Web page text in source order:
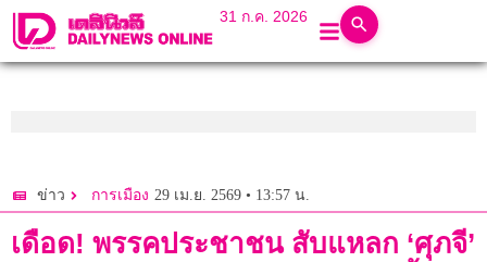
31 ก.ค. 2026
ข่าว การเมือง 29 เม.ย. 2569 • 13:57 น.
เดือด! พรรคประชาชน สับแหลก ‘ศุภจี’